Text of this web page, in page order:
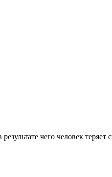
чего человек теряет